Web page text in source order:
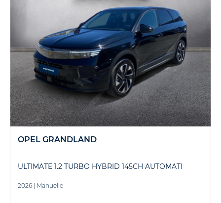
OPEL GRANDLAND
ULTIMATE 1.2 TURBO HYBRID 145CH AUTOMATI
2026 | Manuelle